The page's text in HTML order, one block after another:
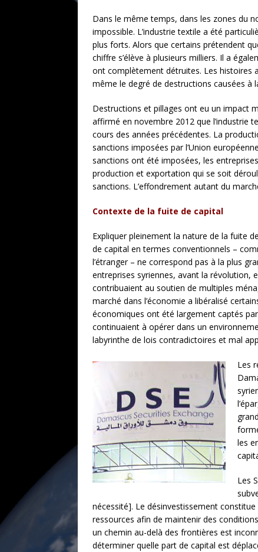
Dans le même temps, dans les zones du
impossible. L’industrie textile a été
plus forts. Alors que certains prétendent
chiffre s’élève à plusieurs milliers. Il a
ont complètement détruites. Les histoires
même le degré de destructions causées
Destructions et pillages ont eu un impact
affirmé en novembre 2012 que l’industrie
cours des années précédentes. La
sanctions imposées par l’Union
sanctions ont été imposées, les
production et exportation qui se soit
sanctions. L’effondrement autant du
Contexte de la fuite de capital
Expliquer pleinement la nature de la fuite
de capital en termes conventionnels –
l’étranger – ne correspond pas à la plus
entreprises syriennes, avant la révolution,
contribuaient au soutien de multiples
marché dans l’économie a libéralisé
économiques ont été largement captés
continuaient à opérer dans un
labyrinthe de lois contradictoires et mal
Les
les
Les
nécessité]. Le désinvestissement
ressources afin de maintenir des
un chemin au-delà des frontières est
déterminer quelle part de capital est